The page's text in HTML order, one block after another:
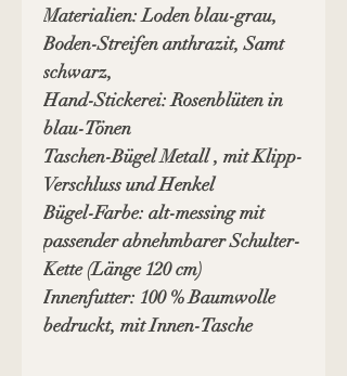
Materialien: Loden blau-grau,
Boden-Streifen anthrazit, Samt
schwarz,
Hand-Stickerei: Rosenblüten in
blau-Tönen
Taschen-Bügel Metall , mit Klipp-
Verschluss und Henkel
Bügel-Farbe: alt-messing mit
passender abnehmbarer Schulter-
Kette (Länge 120 cm)
Innenfutter: 100 % Baumwolle
bedruckt, mit Innen-Tasche